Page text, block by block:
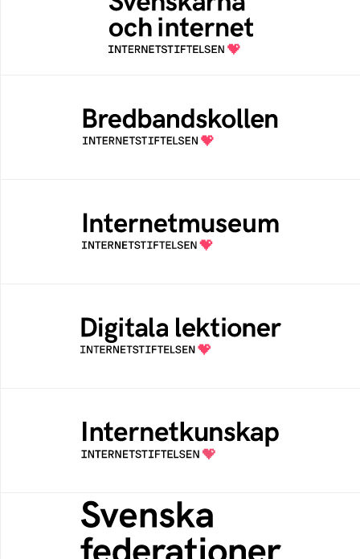
En årlig studie av svenska folkets
internetvanor
Bredbandskollen är ett oberoende
konsumentverktyg som drivs av
Internetstiftelsen
Ett digitalt museum som byggts, och kureras
av Internetstiftelsen
Öppen digital lärresurs med färdiga lektioner
för alla stadier i grundskolan
Samlad kunskap som hjälper dig att bli en
säker och medveten internetanvändare
Svenska federationer
Grunden för medlemskap i en sektors- eller
kontextspecifik federation